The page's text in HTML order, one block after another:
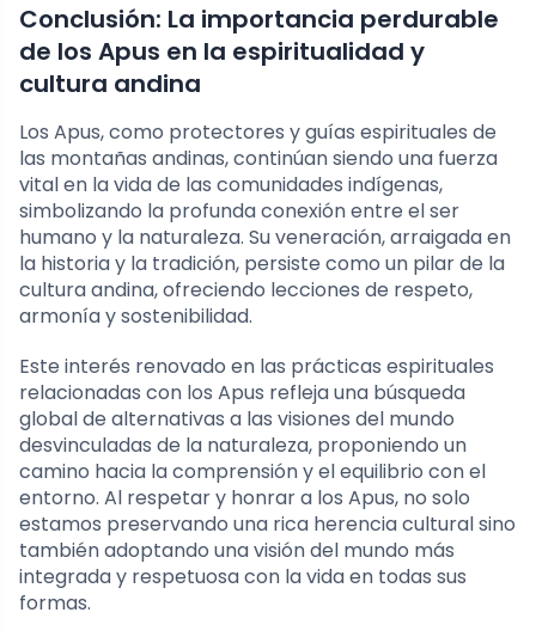
Conclusión: La importancia perdurable
de los Apus en la espiritualidad y
cultura andina
Los Apus, como protectores y guías espirituales de
las montañas andinas, continúan siendo una fuerza
vital en la vida de las comunidades indígenas,
simbolizando la profunda conexión entre el ser
humano y la naturaleza. Su veneración, arraigada en
la historia y la tradición, persiste como un pilar de la
cultura andina, ofreciendo lecciones de respeto,
armonía y sostenibilidad.
Este interés renovado en las prácticas espirituales
relacionadas con los Apus refleja una búsqueda
global de alternativas a las visiones del mundo
desvinculadas de la naturaleza, proponiendo un
camino hacia la comprensión y el equilibrio con el
entorno. Al respetar y honrar a los Apus, no solo
estamos preservando una rica herencia cultural sino
también adoptando una visión del mundo más
integrada y respetuosa con la vida en todas sus
formas.